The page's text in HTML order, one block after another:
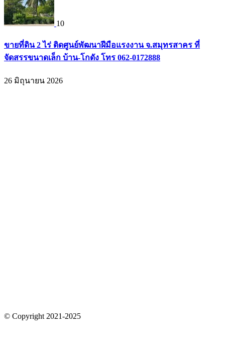
10
ขายที่ดิน 2 ไร่ ติดศูนย์พัฒนาฝีมือแรงงาน จ.สมุทรสาคร ที่
จัดสรรขนาดเล็ก บ้าน-โกดัง โทร 062-0172888
26 มิถุนายน 2026
© Copyright 2021-2025